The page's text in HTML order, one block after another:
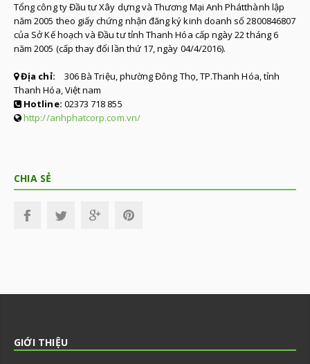
Tổng công ty Đầu tư Xây dựng và Thương Mại Anh Phátthành lập
năm 2005 theo giấy chứng nhận đăng ký kinh doanh số 2800846807
của Sở Kế hoạch và Đầu tư tỉnh Thanh Hóa cấp ngày 22 tháng 6
năm 2005 (cấp thay đổi lần thứ 17, ngày 04/4/2016).
Địa chỉ:
306 Bà Triệu, phường Đông Thọ, TP.Thanh Hóa, tỉnh
Thanh Hóa, Việt nam
Hotline: 02373 718 855
http://anhphatcorp.com.vn/
CHIA SẺ
GIỚI THIỆU